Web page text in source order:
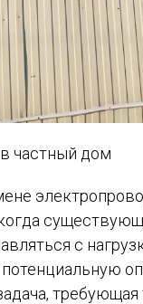
частный дом
с
требующая